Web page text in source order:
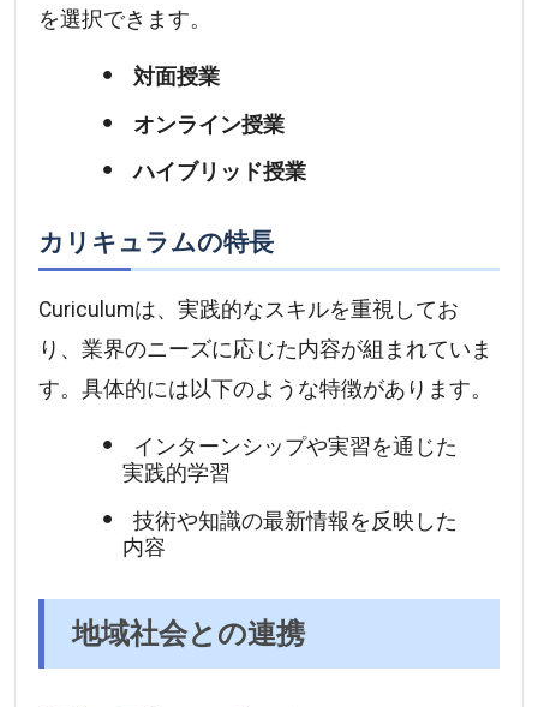
を選択できます。
対面授業
オンライン授業
ハイブリッド授業
カリキュラムの特長
Curiculumは、実践的なスキルを重視してお
り、業界のニーズに応じた内容が組まれていま
す。具体的には以下のような特徴があります。
インターンシップや実習を通じた
実践的学習
技術や知識の最新情報を反映した
内容
地域社会との連携